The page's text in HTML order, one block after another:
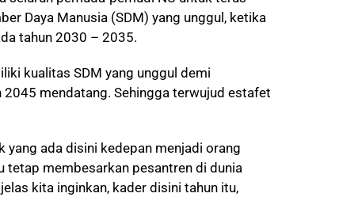
Daya Manusia (SDM) yang unggul, ketika
tahun 2030 – 2035.
kualitas SDM yang unggul demi
mendatang. Sehingga terwujud estafet
yang ada disini kedepan menjadi orang
tetap membesarkan pesantren di dunia
kita inginkan, kader disini tahun itu,